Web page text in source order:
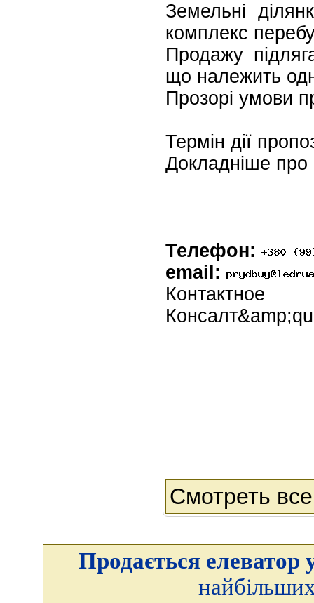
Земельні
комплекс
Продажу
що належить
Прозорі умови
Термін дії
Докладніше про
Телефон:
email:
Смотреть
Продається елеватор